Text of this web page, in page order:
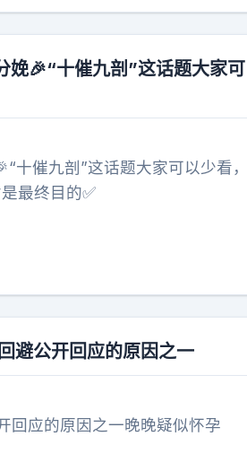
娩🎉“十催九剖”这话题大家可
十催九剖”这话题大家可以少看，
最终目的✅
避公开回应的原因之一
回应的原因之一晚晚疑似怀孕